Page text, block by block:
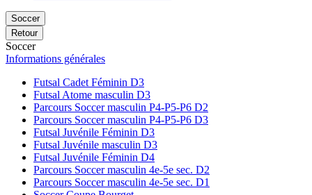
Soccer
Retour
Soccer
Informations générales
Futsal Cadet Féminin D3
Futsal Atome masculin D3
Parcours Soccer masculin P4-P5-P6 D2
Parcours Soccer masculin P4-P5-P6 D3
Futsal Juvénile Féminin D3
Futsal Juvénile masculin D3
Futsal Juvénile Féminin D4
Parcours Soccer masculin 4e-5e sec. D2
Parcours Soccer masculin 4e-5e sec. D1